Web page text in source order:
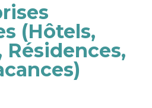
(Hôtels,
Résidences,